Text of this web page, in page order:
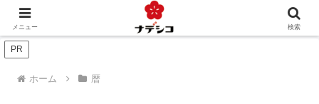
年中行事（季節） 年中行事（人生） おくりもの
PR
ホーム 暦
メニュー 検索